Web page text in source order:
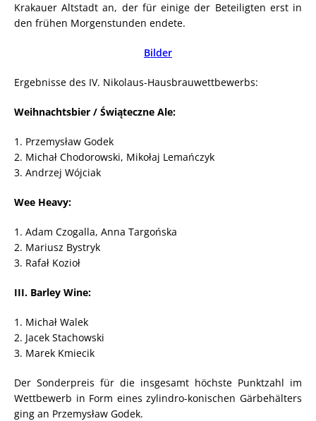
Krakauer Altstadt an, der für einige der Beteiligten erst in
den frühen Morgenstunden endete.
Bilder
Ergebnisse des IV. Nikolaus-Hausbrauwettbewerbs:
Weihnachtsbier / Świąteczne Ale:
1. Przemysław Godek
2. Michał Chodorowski, Mikołaj Lemańczyk
3. Andrzej Wójciak
Wee Heavy:
1. Adam Czogalla, Anna Targońska
2. Mariusz Bystryk
3. Rafał Kozioł
III. Barley Wine:
1. Michał Walek
2. Jacek Stachowski
3. Marek Kmiecik
Der Sonderpreis für die insgesamt höchste Punktzahl im
Wettbewerb in Form eines zylindro-konischen Gärbehälters
ging an Przemysław Godek.